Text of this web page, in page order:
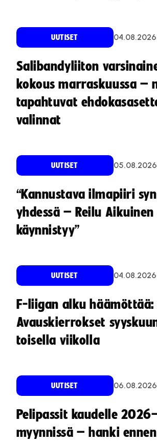
UUTISET 04.08.2026
Salibandyliiton
kokous marraskuussa –
tapahtuvat
valinnat
UUTISET 05.08.2026
“Kannustava ilmapiiri
yhdessä – Reilu
käynnistyy”
UUTISET 04.08.2026
F-liigan alku häämöttää:
Avauskierrokset
toisella viikolla
UUTISET 06.08.2026
Pelipassit kaudelle
myynnissä – hanki ennen